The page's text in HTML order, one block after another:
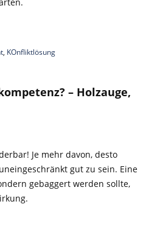
, KOnfliktlösung
– Holzauge,
Je mehr davon, desto
gut zu sein. Eine
gebaggert werden sollte,